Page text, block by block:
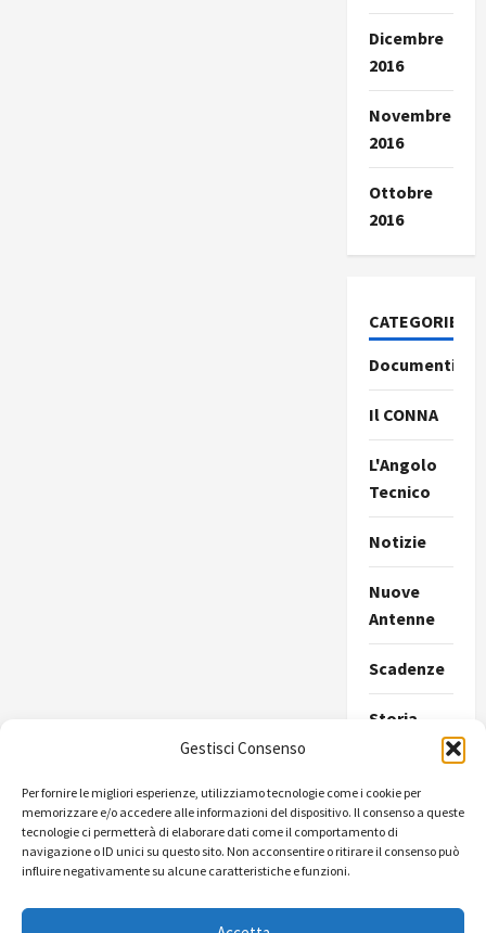
Gestisci Consenso
Per fornire le migliori esperienze, utilizziamo tecnologie come i cookie per
memorizzare e/o accedere alle informazioni del dispositivo. Il consenso a queste
tecnologie ci permetterà di elaborare dati come il comportamento di
navigazione o ID unici su questo sito. Non acconsentire o ritirare il consenso può
influire negativamente su alcune caratteristiche e funzioni.
Dicembre
2016
Novembre
2016
Ottobre
2016
CATEGORIE
Documenti
Il CONNA
L'Angolo
Tecnico
Notizie
Nuove
Antenne
Scadenze
Storia
Ultimissime